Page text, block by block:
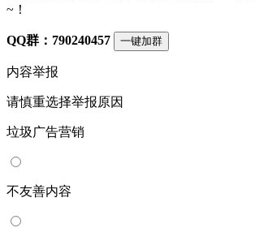
~！
QQ群：790240457 一键加群
内容举报
请慎重选择举报原因
垃圾广告营销
不友善内容